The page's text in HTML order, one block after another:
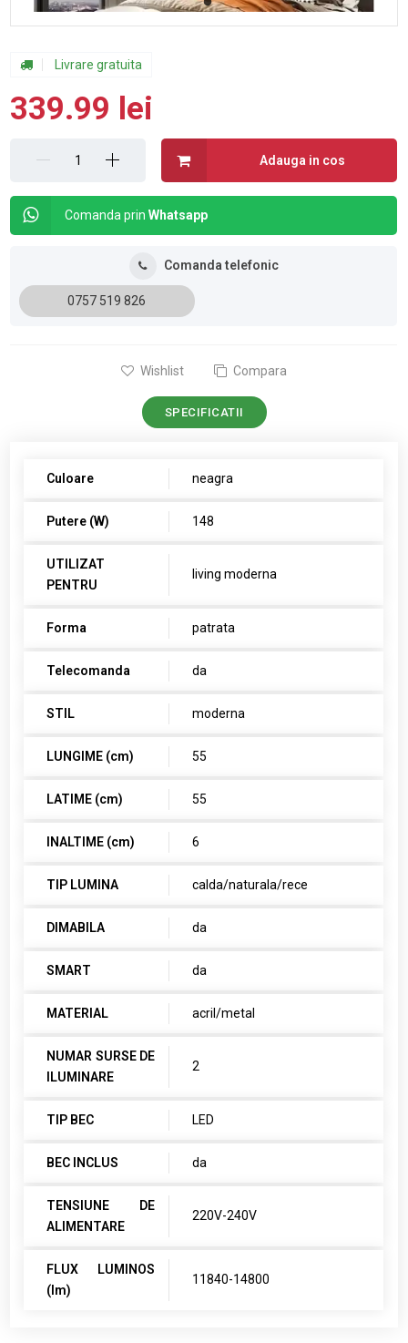
Livrare gratuita
339.99 lei
Adauga in cos
Comanda prinWhatsapp
Comanda telefonic
0757 519 826
Wishlist Compara
SPECIFICATII
Culoare neagra
Putere (W) 148
UTILIZAT
PENTRU
living moderna
Forma patrata
Telecomanda da
STIL moderna
LUNGIME (cm) 55
LATIME (cm) 55
INALTIME (cm) 6
TIP LUMINA calda/naturala/rece
DIMABILA da
SMART da
MATERIAL acril/metal
NUMAR SURSE DE
ILUMINARE
2
TIP BEC LED
BEC INCLUS da
TENSIUNE DE
ALIMENTARE
220V-240V
FLUX LUMINOS
(lm)
11840-14800